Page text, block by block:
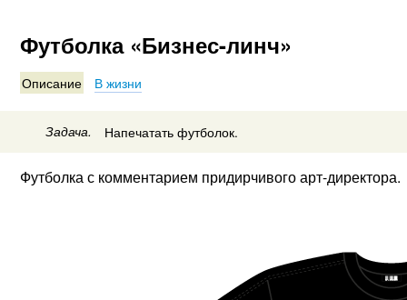
Футболка «Бизнес-линч»
Описание В жизни
Задача. Напечатать футболок.
Футболка с комментарием придирчивогоарт-директора.